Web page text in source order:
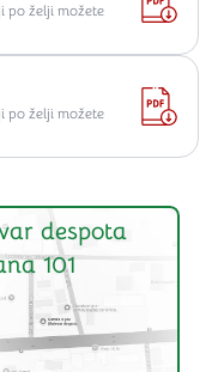
po želji možete
po želji možete
despota
101